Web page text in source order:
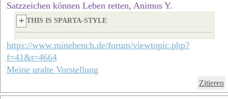
Satzzeichen können Leben retten, Animus Y.
THIS IS SPARTA-STYLE
https://www.minebench.de/forum/viewtopic.php?
f=41&t=4664
Meine uralte Vorstellung
Zitieren